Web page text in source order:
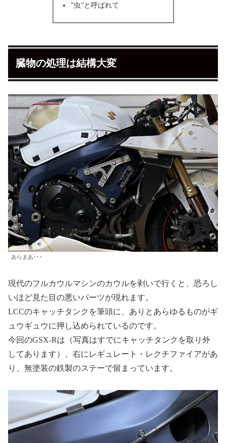
”虫”と呼ばれて
臓物の処理は結構大変
あらまあ･･･
現代のフルカウルマシンのカウルを剥いで行くと、恐ろし
いほど見た目の悪いパーツが現れます。
LCCのキャッチタンクを筆頭に、ありとあらゆるものがギ
ュウギュウに押し込められているのです。
今回のGSX-Rは（写真はすでにキャッチタンクを取り外
してあります）、右にレギュレート・レクチファイアがあ
り、無塗装の鉄製のステーで留まっています。